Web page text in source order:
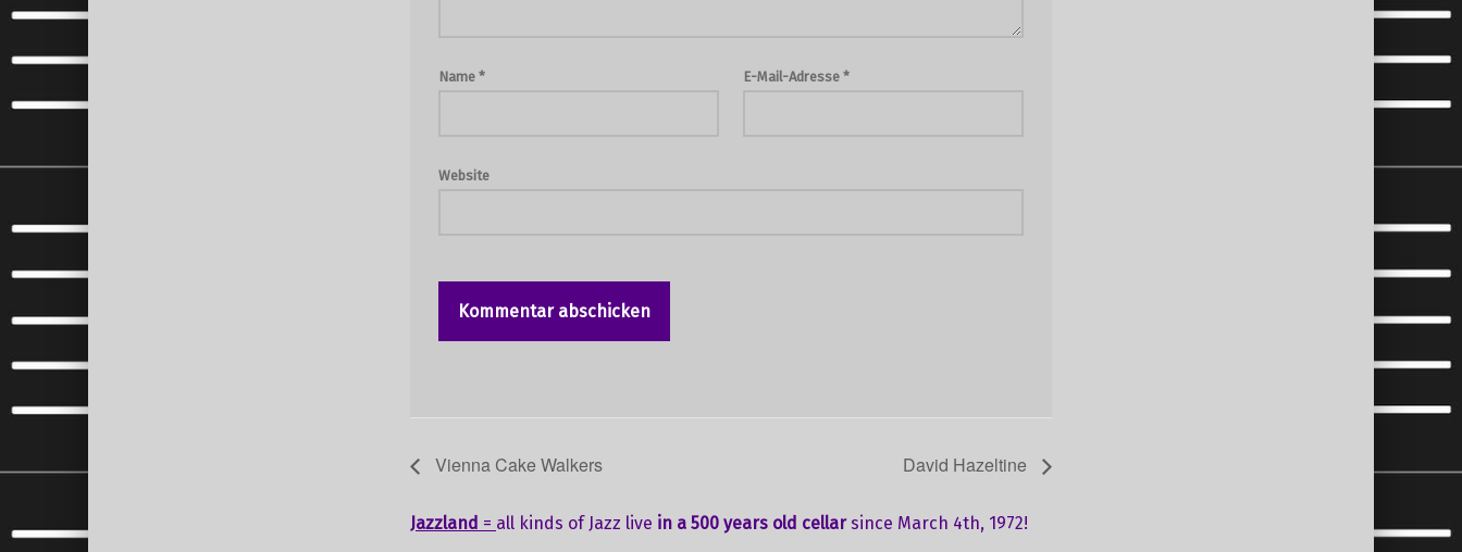
Name * E-Mail-Adresse *
Website
Vienna Cake Walkers David Hazeltine
Jazzland = all kinds of Jazz live in a 500 years old cellarsince March 4th, 1972!